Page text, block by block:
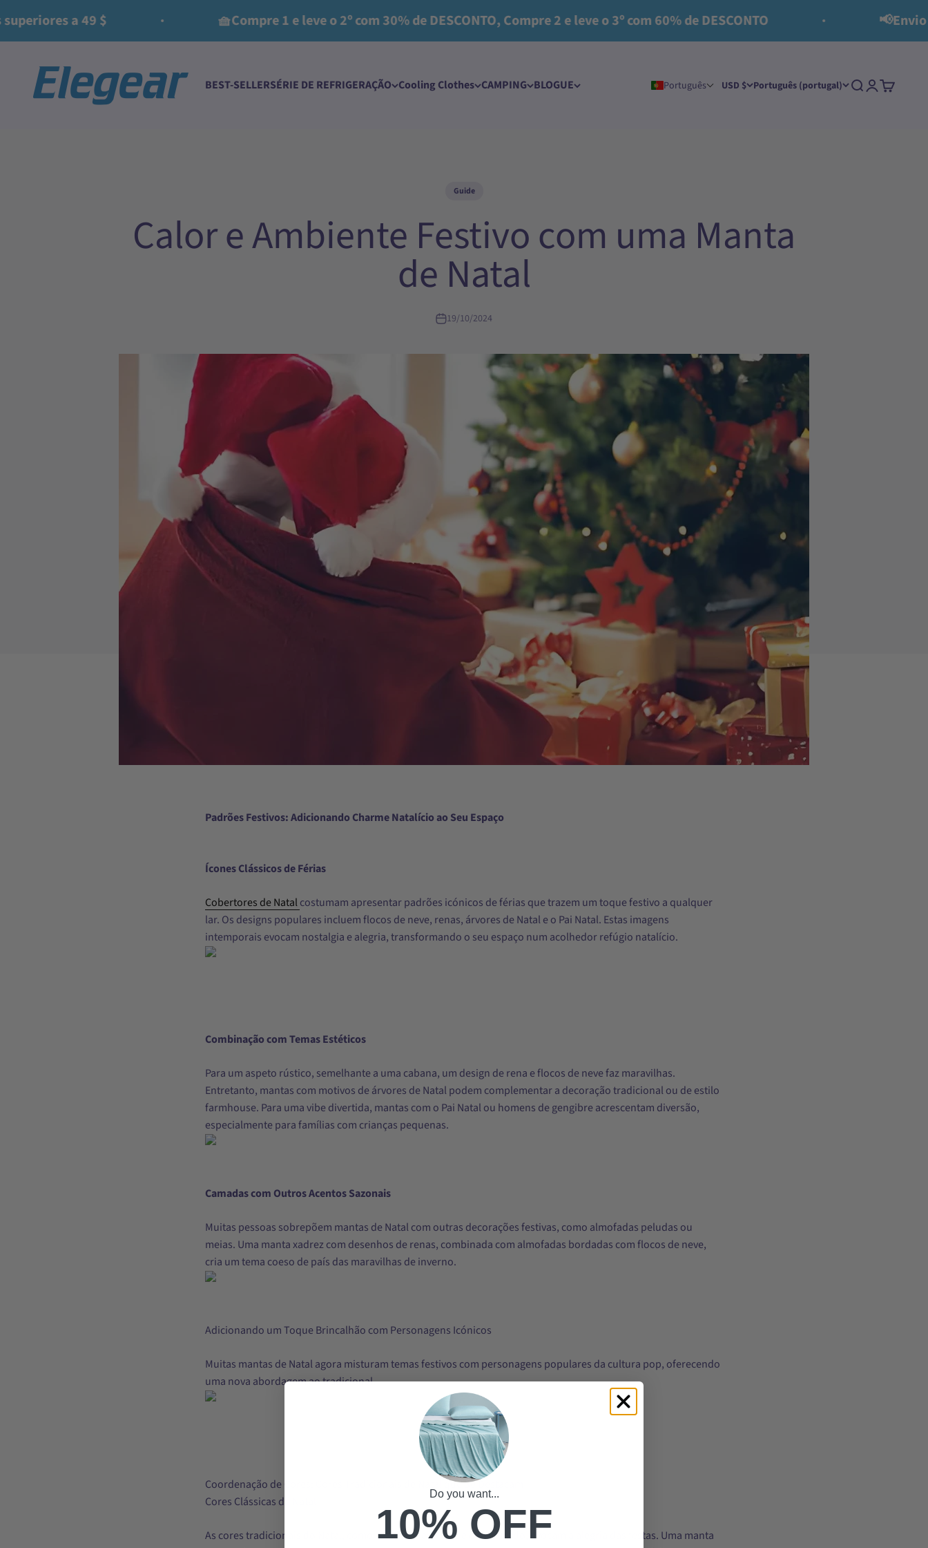
a 49 $ 🧺Compre 1 e leve o 2º com 30% de DESCONTO, Compre 2 e leve o 3º com 60% de DESCONTO 📢Envio
BEST-SELLERSÉRIE DE REFRIGERAÇÃO Cooling Clothes​ CAMPING BLOGUE
Elegear
Português USD $ Português (portugal) Procurar
Conecte-se
Carrinho
Guide
Calor e Ambiente Festivo com uma Manta
de Natal
19/10/2024
Padrões Festivos: Adicionando Charme Natalício ao Seu Espaço
Ícones Clássicos de Férias
Cobertores de Natalcostumam apresentar padrões icónicos de férias que trazem um toque festivo a qualquer
lar. Os designs populares incluem flocos de neve, renas, árvores de Natal e o Pai Natal. Estas imagens
intemporais evocam nostalgia e alegria, transformando o seu espaço num acolhedor refúgio natalício.
Combinação com Temas Estéticos
Para um aspeto rústico, semelhante a uma cabana, um design de rena e flocos de neve faz maravilhas.
Entretanto, mantas com motivos de árvores de Natal podem complementar a decoração tradicional ou de estilo
farmhouse. Para uma vibe divertida, mantas com o Pai Natal ou homens de gengibre acrescentam diversão,
especialmente para famílias com crianças pequenas.
Camadas com Outros Acentos Sazonais
Muitas pessoas sobrepõem mantas de Natal com outras decorações festivas, como almofadas peludas ou
meias. Uma manta xadrez com desenhos de renas, combinada com almofadas bordadas com flocos de neve,
cria um tema coeso de país das maravilhas de inverno.
Adicionando um Toque Brincalhão com Personagens Icónicos
Muitas mantas de Natal agora misturam temas festivos com personagens populares da cultura pop, oferecendo
uma nova abordagem ao tradicional.
Coordenação de Cores: Cores Tradicionais de Natal que Se Destacam
Cores Clássicas de Natal
As cores tradicionais do Natal, como o vermelho, o verde e o dourado, evocam a alegria das festas. Uma manta
Do you want...
10% OFF